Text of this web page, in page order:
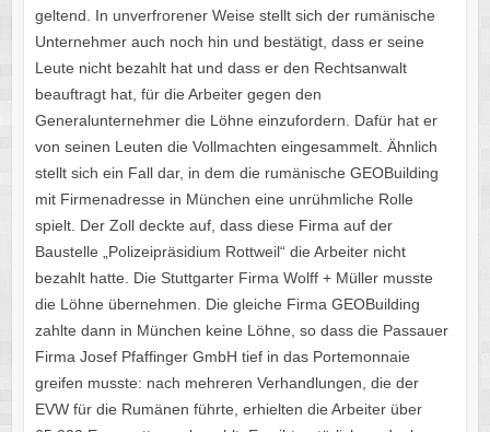
geltend. In unverfrorener Weise stellt sich der rumänische
Unternehmer auch noch hin und bestätigt, dass er seine
Leute nicht bezahlt hat und dass er den Rechtsanwalt
beauftragt hat, für die Arbeiter gegen den
Generalunternehmer die Löhne einzufordern. Dafür hat er
von seinen Leuten die Vollmachten eingesammelt. Ähnlich
stellt sich ein Fall dar, in dem die rumänische GEOBuilding
mit Firmenadresse in München eine unrühmliche Rolle
spielt. Der Zoll deckte auf, dass diese Firma auf der
Baustelle „Polizeipräsidium Rottweil“ die Arbeiter nicht
bezahlt hatte. Die Stuttgarter Firma Wolff + Müller musste
die Löhne übernehmen. Die gleiche Firma GEOBuilding
zahlte dann in München keine Löhne, so dass die Passauer
Firma Josef Pfaffinger GmbH tief in das Portemonnaie
greifen musste: nach mehreren Verhandlungen, die der
EVW für die Rumänen führte, erhielten die Arbeiter über